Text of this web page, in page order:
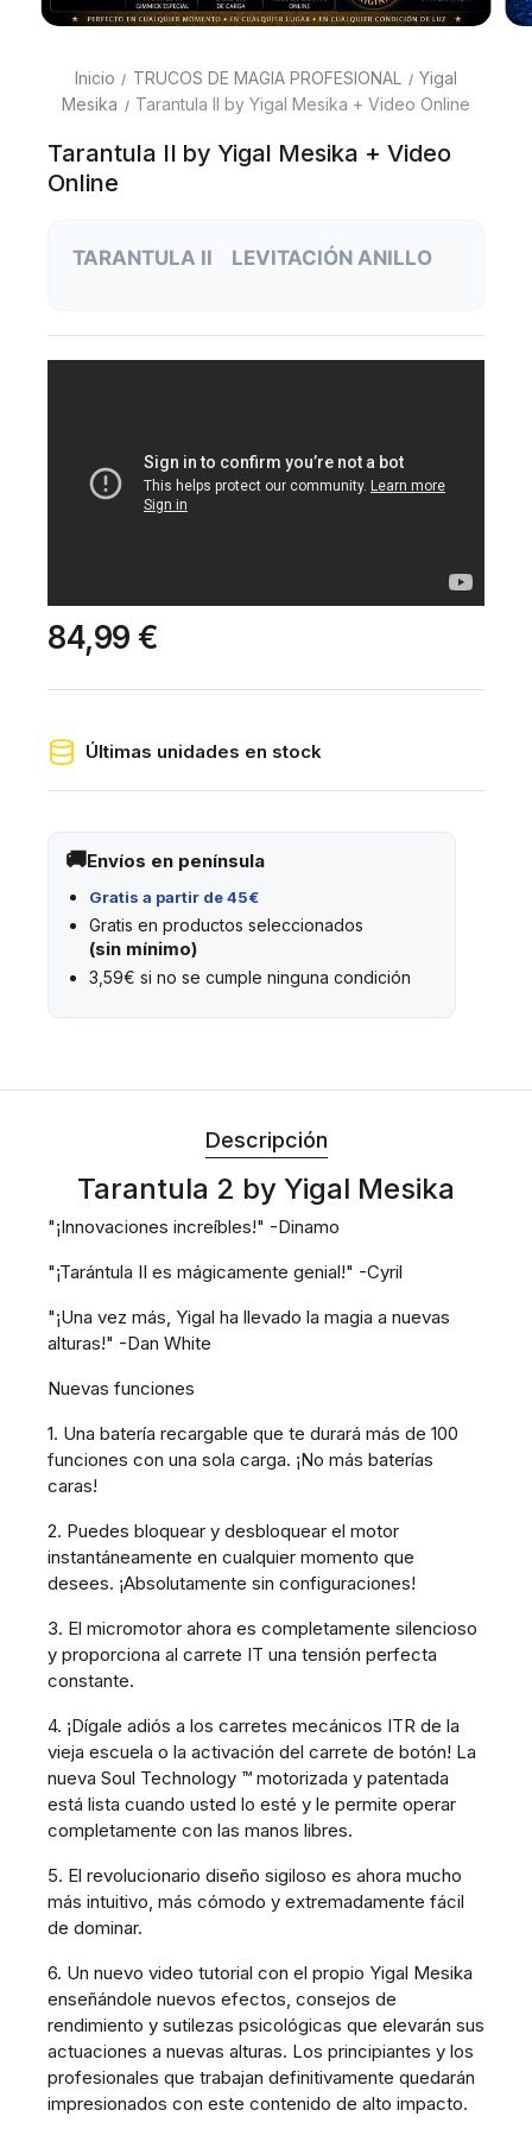
Inicio TRUCOS DE MAGIA PROFESIONAL
Yigal
Mesika
Tarantula II by Yigal Mesika + Video Online
Tarantula II by Yigal Mesika + Video
Online
TARANTULA II LEVITACIÓN ANILLO
84,99 €
Últimas unidades en stock
Envíos en península
Gratis a partir de 45€
Gratis en productos seleccionados
(sin mínimo)
3,59€ si no se cumple ninguna condición
Descripción
Tarantula 2 by Yigal Mesika
"¡Innovaciones increíbles!" -Dinamo
"¡Tarántula II es mágicamente genial!" -Cyril
"¡Una vez más, Yigal ha llevado la magia a nuevas
alturas!" -Dan White
Nuevas funciones
1. Una batería recargable que te durará más de 100
funciones con una sola carga. ¡No más baterías
caras!
2. Puedes bloquear y desbloquear el motor
instantáneamente en cualquier momento que
desees. ¡Absolutamente sin configuraciones!
3. El micromotor ahora es completamente silencioso
y proporciona al carrete IT una tensión perfecta
constante.
4. ¡Dígale adiós a los carretes mecánicos ITR de la
vieja escuela o la activación del carrete de botón! La
nueva Soul Technology ™ motorizada y patentada
está lista cuando usted lo esté y le permite operar
completamente con las manos libres.
5. El revolucionario diseño sigiloso es ahora mucho
más intuitivo, más cómodo y extremadamente fácil
de dominar.
6. Un nuevo video tutorial con el propio Yigal Mesika
enseñándole nuevos efectos, consejos de
rendimiento y sutilezas psicológicas que elevarán sus
actuaciones a nuevas alturas. Los principiantes y los
profesionales que trabajan definitivamente quedarán
impresionados con este contenido de alto impacto.